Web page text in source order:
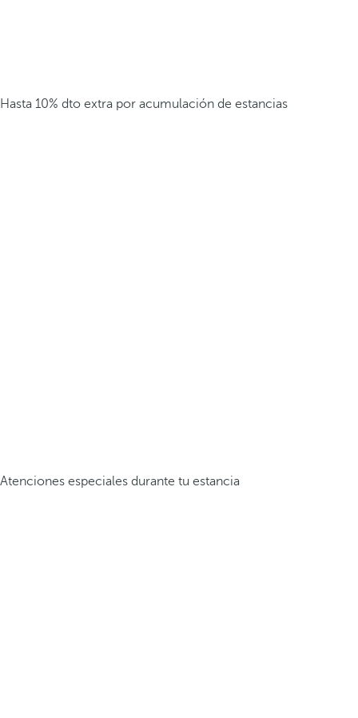
Hasta 10% dto extra por acumulación de estancias
Atenciones especiales durante tu estancia